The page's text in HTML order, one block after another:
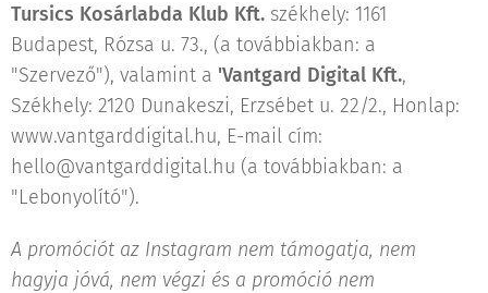
Tursics Kosárlabda Klub Kft. székhely: 1161
Budapest, Rózsa u. 73., (a továbbiakban: a
"Szervező"), valamint a 'Vantgard Digital Kft.,
Székhely: 2120 Dunakeszi, Erzsébet u. 22/2., Honlap:
www.vantgarddigital.hu, E-mail cím:
hello@vantgarddigital.hu (a továbbiakban: a
"Lebonyolító").
A promóciót az Instagram nem támogatja, nem
hagyja jóvá, nem végzi és a promóció nem